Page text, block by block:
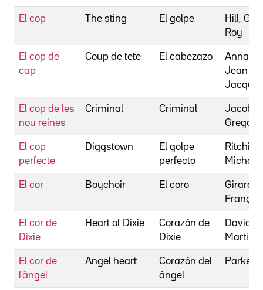
El cop The sting El golpe
Hill,
Roy
El cop de
cap
Coup de tete El cabezazo
Annaud,
Jean-
El cop de les
nou reines
Criminal Criminal
Jacobs,
Gregory
El cop
perfecte
Diggstown
El golpe
perfecto
Ritchie,
Michael
El cor Boychoir El coro
Girard,
El cor de
Dixie
Heart of Dixie
Corazón de
Dixie
Martin
El cor de
l'àngel
Angel heart
Corazón del
ángel
Parker,